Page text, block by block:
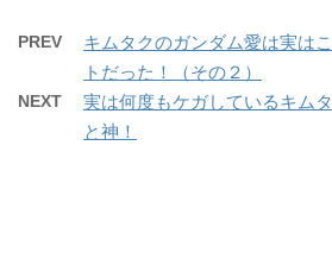
PREV
キムタクのガンダム愛は実は
トだった！（その２）
NEXT
実は何度もケガしているキム
と神！